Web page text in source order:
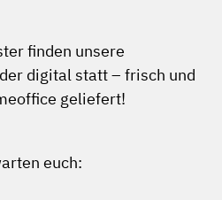
finden unsere
digital statt – frisch und
geliefert!
euch: